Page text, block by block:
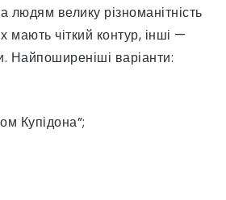
велику різноманітність
мають чіткий контур, інші —
Найпоширеніші варіанти:
Купідона”;